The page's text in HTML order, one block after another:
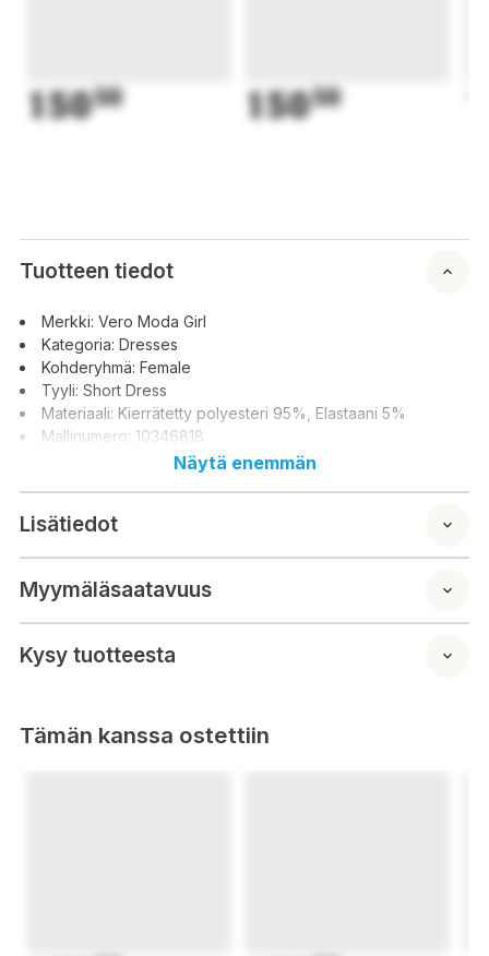
15050 15050
Tuotteen tiedot
Merkki: Vero Moda Girl
Kategoria: Dresses
Kohderyhmä: Female
Tyyli: Short Dress
Materiaali: Kierrätetty polyesteri 95%, Elastaani 5%
Mallinumero: 10346818
Näytä enemmän
Lisätiedot
Myymäläsaatavuus
Kysy tuotteesta
Tämän kanssa ostettiin